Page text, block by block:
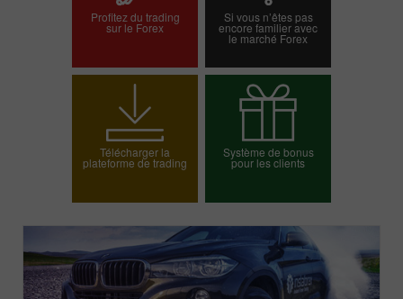
Profitez du trading
sur le Forex
Si vous n’êtes pas
encore familier avec
le marché Forex
Ouvrir un compte
démo
Télécharger la
plateforme de trading
Système de bonus
pour les clients
Choisissez votre
bonus